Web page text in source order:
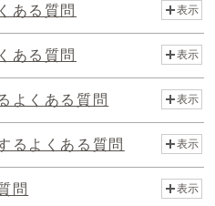
ある質問 表示
ある質問 表示
よくある質問 表示
るよくある質問 表示
問 表示